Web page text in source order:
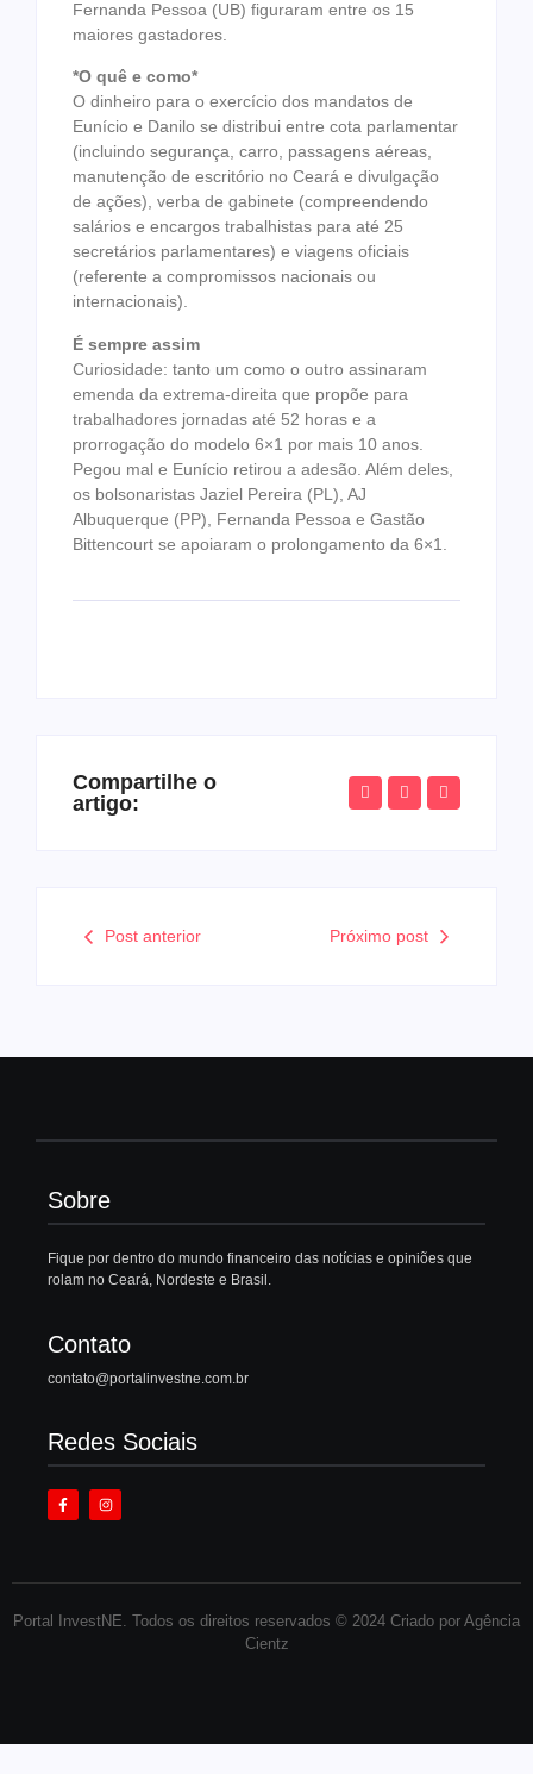
Fernanda Pessoa (UB) figuraram entre os 15
maiores gastadores.
*O quê e como*
O dinheiro para o exercício dos mandatos de
Eunício e Danilo se distribui entre cota parlamentar
(incluindo segurança, carro, passagens aéreas,
manutenção de escritório no Ceará e divulgação
de ações), verba de gabinete (compreendendo
salários e encargos trabalhistas para até 25
secretários parlamentares) e viagens oficiais
(referente a compromissos nacionais ou
internacionais).
É sempre assim
Curiosidade: tanto um como o outro assinaram
emenda da extrema-direita que propõe para
trabalhadores jornadas até 52 horas e a
prorrogação do modelo 6×1 por mais 10 anos.
Pegou mal e Eunício retirou a adesão. Além deles,
os bolsonaristas Jaziel Pereira (PL), AJ
Albuquerque (PP), Fernanda Pessoa e Gastão
Bittencourt se apoiaram o prolongamento da 6×1.
Compartilhe o
artigo:
Post anterior Próximo post
Sobre
Fique por dentro do mundo financeiro das notícias e opiniões que
rolam no Ceará, Nordeste e Brasil.
Contato
contato@portalinvestne.com.br
Redes Sociais
Portal InvestNE. Todos os direitos reservados © 2024 Criado por Agência
Cientz